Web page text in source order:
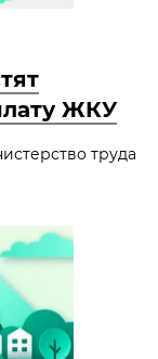
ЖКУ
труда